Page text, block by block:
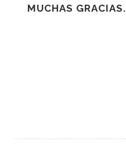
MUCHAS GRACIAS.